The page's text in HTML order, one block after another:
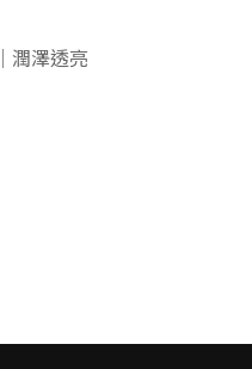
潤澤透亮